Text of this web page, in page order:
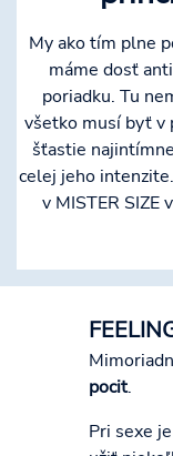
My ako tím plne
máme dosť
poriadku. Tu
všetko musí byť v
šťastie
celej jeho
v MISTER SIZE
pocit.
Pri sexe